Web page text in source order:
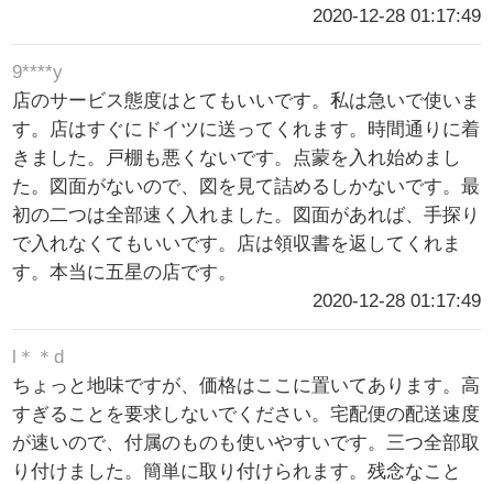
2020-12-28 01:17:49
9****y
店のサービス態度はとてもいいです。私は急いで使いま
す。店はすぐにドイツに送ってくれます。時間通りに着
きました。戸棚も悪くないです。点蒙を入れ始めまし
た。図面がないので、図を見て詰めるしかないです。最
初の二つは全部速く入れました。図面があれば、手探り
で入れなくてもいいです。店は領収書を返してくれま
す。本当に五星の店です。
2020-12-28 01:17:49
l＊＊d
ちょっと地味ですが、価格はここに置いてあります。高
すぎることを要求しないでください。宅配便の配送速度
が速いので、付属のものも使いやすいです。三つ全部取
り付けました。簡単に取り付けられます。残念なこと